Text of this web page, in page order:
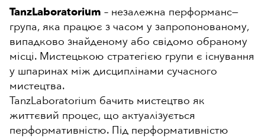
TanzLaboratorium – незалежна перформанс—
група, яка працює з часом у запропонованому,
випадково знайденому або свідомо обраному
місці. Мистецькою стратегією групи є існування
у шпаринах між дисциплінами сучасного
мистецтва.
TanzLaboratorium бачить мистецтво як
життєвий процес, що актуалізується
перформативністю. Під перформативністю